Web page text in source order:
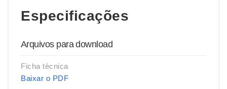
Especificações
Arquivos para download
Ficha técnica
Baixar o PDF